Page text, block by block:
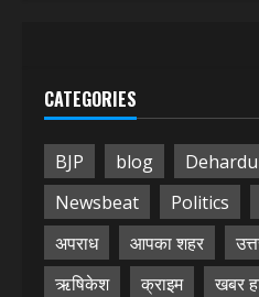
CATEGORIES
BJP blog
Newsbeat
Politics
अपराध
आपका शहर
ऋषिकेश
क्राइम खबर